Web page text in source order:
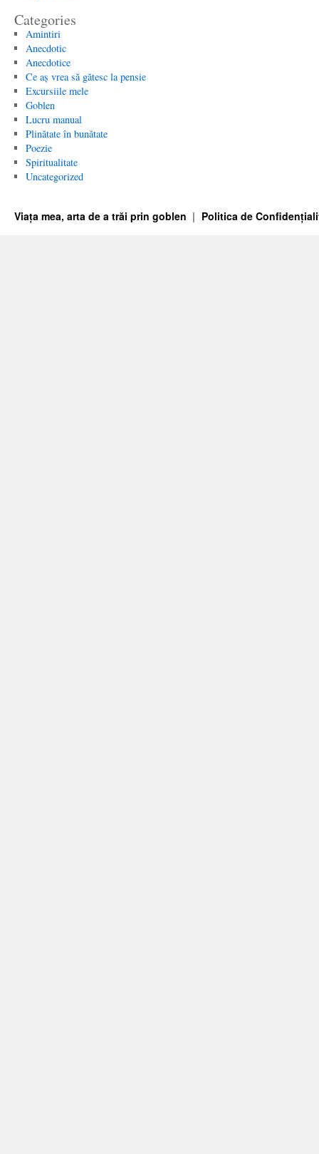
Categories
Amintiri
Anecdotic
Anecdotice
Ce aș vrea să gătesc la pensie
Excursiile mele
Goblen
Lucru manual
Plinătate în bunătate
Poezie
Spiritualitate
Uncategorized
Viața mea, arta de a trăi prin goblen Politica de